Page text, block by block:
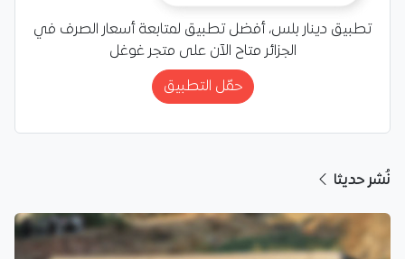
تطبيق دينار بلس، أفضل تطبيق لمتابعة أسعار الصرف في
الجزائر متاح الآن على متجر غوغل
حمّل التطبيق
نُشر حديثا